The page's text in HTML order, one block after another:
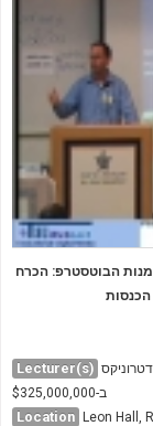
הבוטסטרפ: הכרח
הכנסות
Lecturer(s)
ב-$325,000,000
Location Leon Hall,